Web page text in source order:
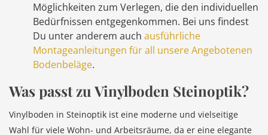
Möglichkeiten zum Verlegen, die den individuellen
Bedürfnissen entgegenkommen. Bei uns findest
Du unter anderem auch ausführliche
Montageanleitungen für all unsere Angebotenen
Bodenbeläge.
Was passt zu Vinylboden Steinoptik?
Vinylboden in Steinoptik ist eine moderne und vielseitige
Wahl für viele Wohn- und Arbeitsräume, da er eine elegante